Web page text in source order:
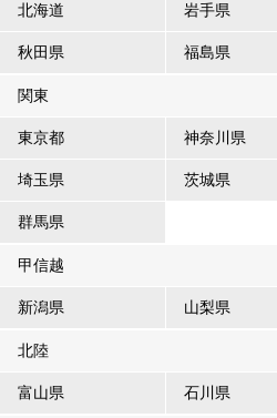
北海道 岩手県
秋田県 福島県
関東
東京都 神奈川県
埼玉県 茨城県
群馬県
甲信越
新潟県 山梨県
北陸
富山県 石川県